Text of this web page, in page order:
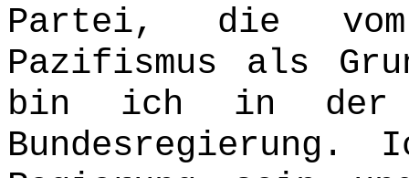
Partei, die
Pazifismus als
bin ich in der